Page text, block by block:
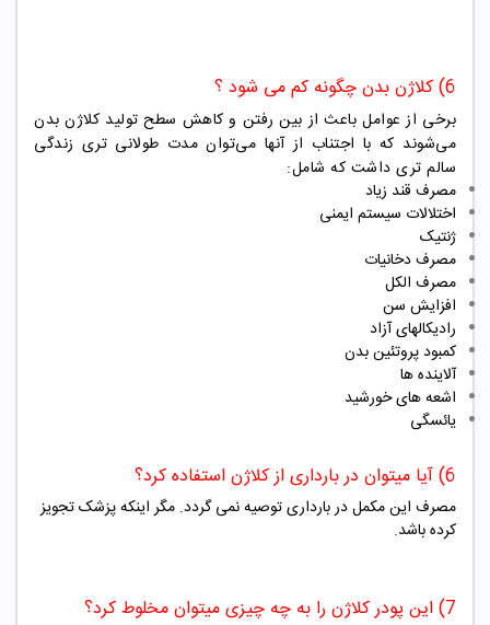
6) کلاژن بدن چگونه کم می شود ؟
برخی از عوامل باعث از بین رفتن و کاهش سطح تولید کلاژن بدن
می‌شوند که با اجتناب از آنها می‌توان مدت طولانی تری زندگی
سالم تری داشت که شامل:
مصرف قند زیاد
اختلالات سیستم ایمنی
ژنتیک
مصرف دخانیات
مصرف الکل
افزایش سن
رادیکالهای آزاد
کمبود پروتئین بدن
آلاینده ها
اشعه های خورشید
یائسگی
6) آیا میتوان در بارداری از کلاژن استفاده کرد؟
مصرف این مکمل در بارداری توصیه نمی گردد. مگر اینکه پزشک تجویز
کرده باشد.
7) این پودر کلاژن را به چه چیزی میتوان مخلوط کرد؟